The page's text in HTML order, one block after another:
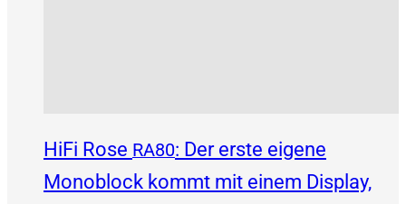
HiFi Rose RA80: Der erste eigene
Monoblock kommt mit einem Display,